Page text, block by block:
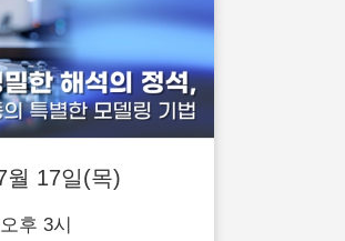
월 17일(목)
후 3시